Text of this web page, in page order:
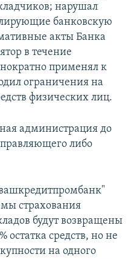
нарушал
банковскую
акты Банка
в течение
применял к
ограничения на
физических лиц.
администрация до
либо
страхования
будут возвращены
остатка средств, но не
на одного